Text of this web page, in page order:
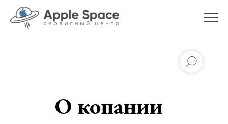
работает на рынке
мобильных технологий с 2012 года. За эти